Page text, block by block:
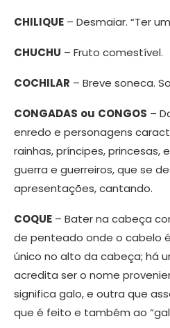
CHILIQUE – Desmaiar. “Ter
CHUCHU – Fruto comestível.
COCHILAR – Breve soneca.
CONGADAS ou CONGOS –
enredo e personagens
rainhas, príncipes, princesas,
guerra e guerreiros, que se
apresentações, cantando.
COQUE – Bater na cabeça
de penteado onde o cabelo
único no alto da cabeça; há
acredita ser o nome
significa galo, e outra que
que é feito e também ao